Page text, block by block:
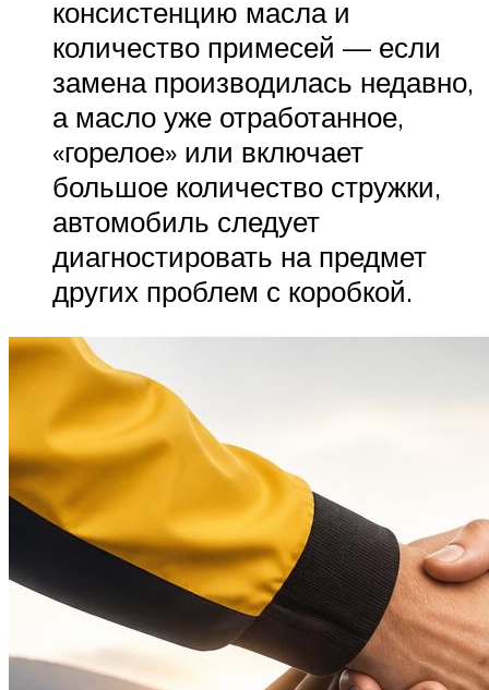
консистенцию масла и
количество примесей — если
замена производилась недавно,
а масло уже отработанное,
«горелое» или включает
большое количество стружки,
автомобиль следует
диагностировать на предмет
других проблем с коробкой.